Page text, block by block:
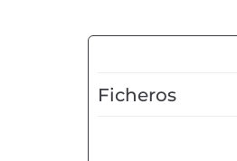
Ficheros